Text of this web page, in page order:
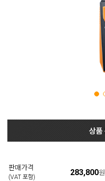
판매가격
(VAT 포함) 283,800원